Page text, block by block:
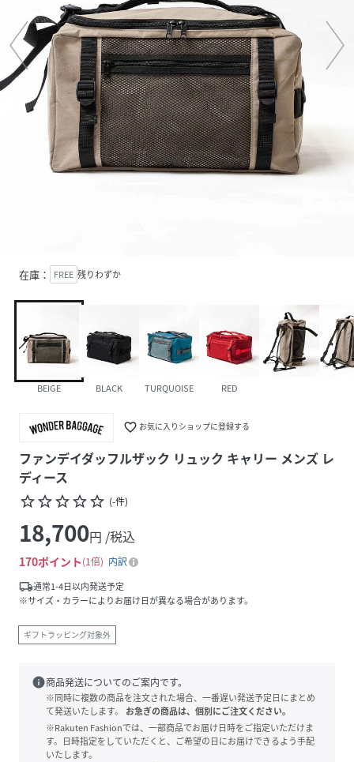
在庫： FREE 残りわずか
BEIGE BLACK TURQUOISE RED
favorite_border お気に入りショップに登録する
ファンデイダッフルザック リュック キャリー メンズ レ
ディース
star_borderstar_borderstar_borderstar_borderstar_border (-件)
18,700円 /税込
170ポイント 1倍
内訳
local_shipping通常1-4日以内発送予定
※サイズ・カラーによりお届け日が異なる場合があります。
ギフトラッピング対象外
info商品発送についてのご案内です。
※同時に複数の商品を注文された場合、一番遅い発送予定日にまとめ
て発送いたします。
お急ぎの商品は、個別にご注文ください。
※Rakuten Fashionでは、一部商品でお届け日時をご指定いただけま
す。日時指定をしていただくと、ご希望の日にお届けできるよう手配
いたします。